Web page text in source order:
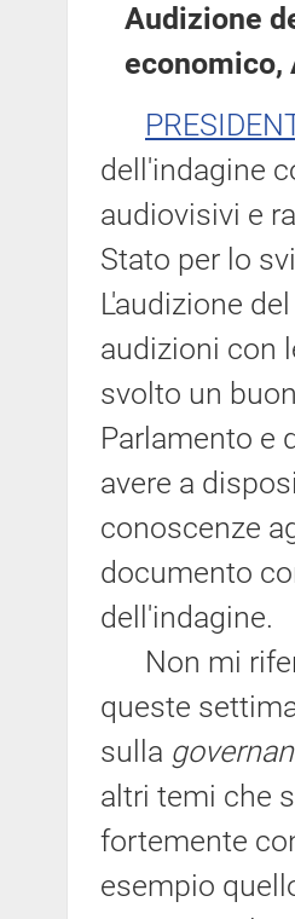
Audizione
economico,
dell'indagine
audiovisivi e
Stato per lo
L'audizione
audizioni con
svolto un
Parlamento e
avere a
conoscenze
documento
dell'indagine.
Non mi
queste
sulla
altri temi che
fortemente
esempio